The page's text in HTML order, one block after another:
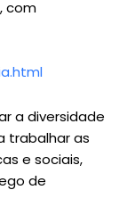
com
a diversidade
trabalhar as
e sociais,
de